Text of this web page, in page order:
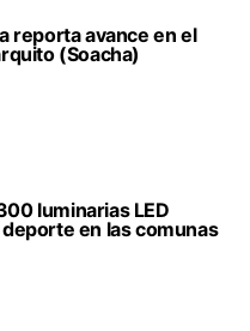
reporta avance en el
(Soacha)
luminarias LED
en las comunas